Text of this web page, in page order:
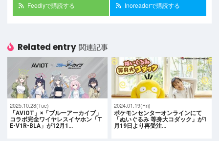
Feedlyで購読する Inoreaderで購読する
Related entry 関連記事
2025.10.28(Tue)
「AVIOT」×「ブルーアーカイブ」
コラボ完全ワイヤレスイヤホン「T
E-V1R-BLA」が12月1…
2024.01.19(Fri)
ポケモンセンターオンラインにて
「ぬいぐるみ 等身大コダック」が1
月19日より再受注…